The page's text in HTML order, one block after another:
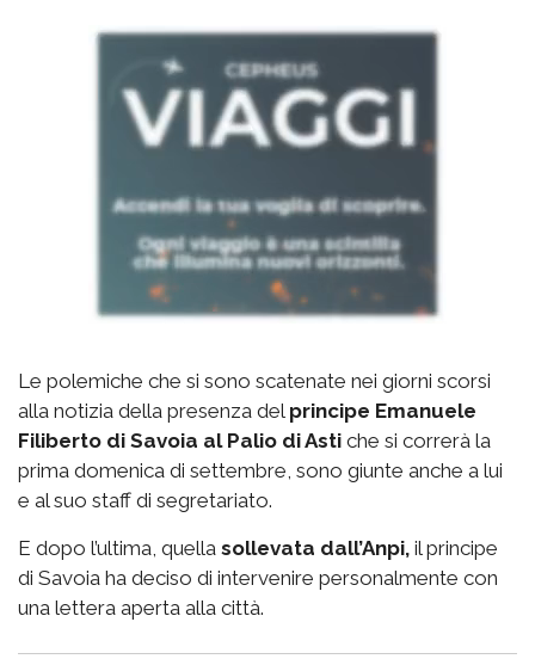
Le polemiche che si sono scatenate nei giorni scorsi
alla notizia della presenza del principe Emanuele
Filiberto di Savoia al Palio di Asti che si correrà la
prima domenica di settembre, sono giunte anche a lui
e al suo staff di segretariato.
E dopo l’ultima, quella sollevata dall’Anpi, il principe
di Savoia ha deciso di intervenire personalmente con
una lettera aperta alla città.